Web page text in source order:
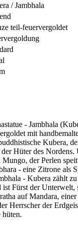
/ Jambhala
teil-feuervergoldet
- Jambhala
mit
Kubera,
Hüter des Nordens.
der Perlen
- eine Zitrone als
- Kubera zählt
ist Fürst der Unterwelt,
auf Mandara,
Herrscher der
hüten.